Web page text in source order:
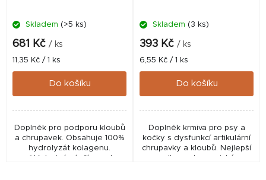
Skladem (>5 ks)
681 Kč / ks
Měrná
cena:
11,35 Kč / 1 ks
Do košíku
Doplněk pro podporu kloubů
a chrupavek. Obsahuje 100%
hydrolyzát kolagenu.
Skladem (3 ks)
393 Kč / ks
Měrná
cena:
6,55 Kč / 1 ks
Do košíku
Doplněk krmiva pro psy a
kočky s dysfunkcí artikulární
chrupavky a kloubů. Nejlepší